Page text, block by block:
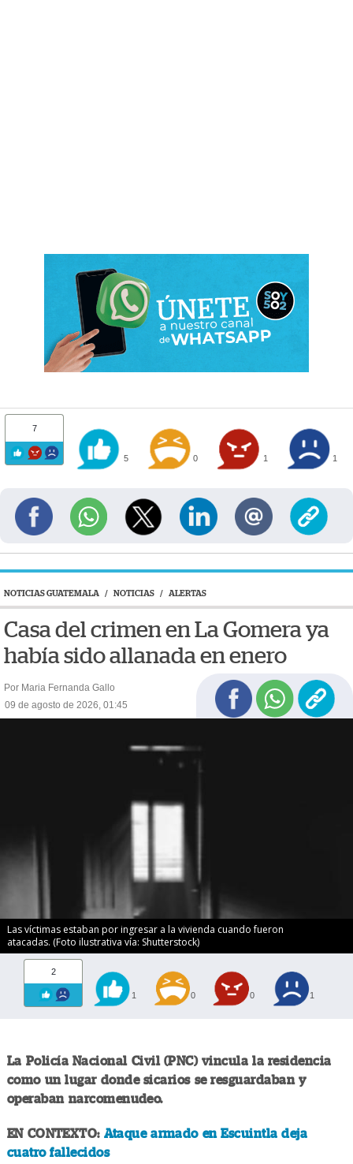
7
5 0 1 1
NOTICIAS GUATEMALA / NOTICIAS / ALERTAS
Casa del crimen en La Gomera ya
había sido allanada en enero
Por Maria Fernanda Gallo
09 de agosto de 2026, 01:45
Las víctimas estaban por ingresar a la vivienda cuando fueron
atacadas. (Foto ilustrativa vía: Shutterstock)
2
1 0 0 1
La Policía Nacional Civil (PNC) vincula la residencia
como un lugar donde sicarios se resguardaban y
operaban narcomenudeo.
EN CONTEXTO: Ataque armado en Escuintla deja
cuatro fallecidos